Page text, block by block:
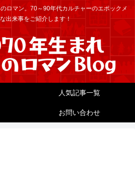
ロマン。70～90年代カルチャーのエポックメ
出来事をご紹介します！
人気記事一覧
お問い合わせ